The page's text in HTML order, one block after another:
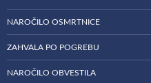
NAROČILO OSMRTNICE
ZAHVALA PO POGREBU
NAROČILO OBVESTILA